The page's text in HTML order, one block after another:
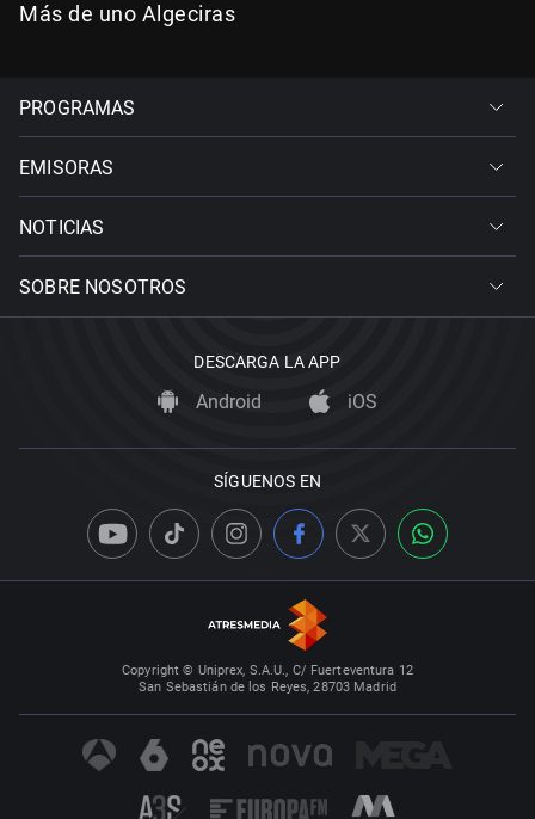
Más de uno Algeciras
PROGRAMAS
EMISORAS
NOTICIAS
SOBRE NOSOTROS
DESCARGA LA APP
Android iOS
SÍGUENOS EN
Copyright © Uniprex, S.A.U., C/ Fuerteventura 12
San Sebastián de los Reyes, 28703 Madrid